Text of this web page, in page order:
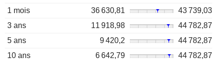
1 mois
36 630,81
43 739,03
3 ans
11 918,98
44 782,87
5 ans
9 420,2
44 782,87
10 ans
6 642,79 44 782,87